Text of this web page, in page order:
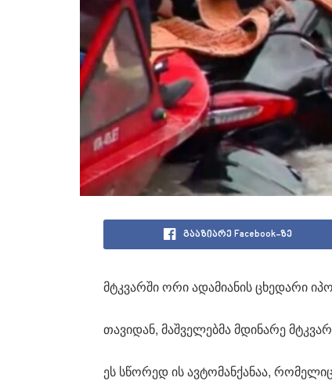
გააზიარე Facebook-ზე
მტკვარში ორი ადამიანის ცხედარი
თავიდან, მაშველებმა მდინარე
ეს სწორედ ის ავტომანქანაა,